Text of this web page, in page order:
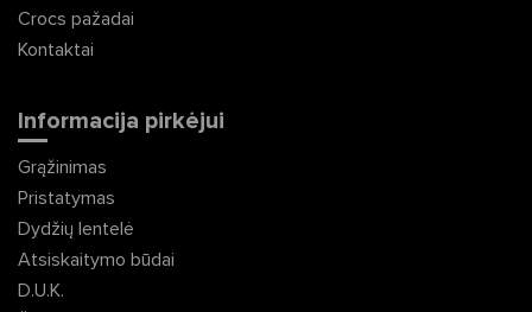
Crocs pažadai
Kontaktai
Informacija pirkėjui
Grąžinimas
Pristatymas
Dydžių lentelė
Atsiskaitymo būdai
D.U.K.